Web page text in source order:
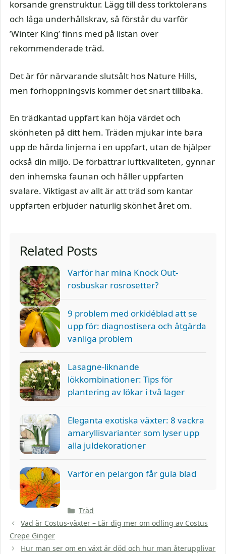
korsande grenstruktur. Lägg till dess torktolerans
och låga underhållskrav, så förstår du varför
’Winter King’ finns med på listan över
rekommenderade träd.
Det är för närvarande slutsålt hos Nature Hills,
men förhoppningsvis kommer det snart tillbaka.
En trädkantad uppfart kan höja värdet och
skönheten på ditt hem. Träden mjukar inte bara
upp de hårda linjerna i en uppfart, utan de hjälper
också din miljö. De förbättrar luftkvaliteten, gynnar
den inhemska faunan och håller uppfarten
svalare. Viktigast av allt är att träd som kantar
uppfarten erbjuder naturlig skönhet året om.
Related Posts
Varför har mina Knock Out-
rosbuskar rosrosetter?
9 problem med orkidéblad att se
upp för: diagnostisera och åtgärda
vanliga problem
Lasagne-liknande
lökkombinationer: Tips för
plantering av lökar i två lager
Eleganta exotiska växter: 8 vackra
amaryllisvarianter som lyser upp
alla juldekorationer
Varför en pelargon får gula blad
Kategorier
Träd
Vad är Costus-växter – Lär dig mer om odling av Costus
Crepe Ginger
Hur man ser om en växt är död och hur man återupplivar